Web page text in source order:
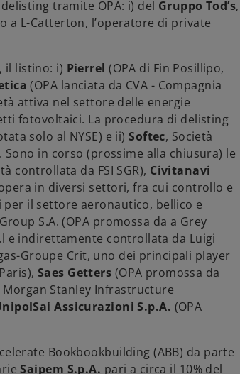
tramite OPA: i) del Gruppo Tod’s,
a L-Catterton, l’operatore di private
, il listino: i) Pierrel(OPA di Fin Posillipo,
(OPA lanciata da CVA - Compagnia
attiva nel settore delle energie
fotovoltaici. La procedura di delisting
solo al NYSE) e ii) Softec, Società
in corso (prossime alla chiusura) le
controllata da FSI SGR), Civitanavi
in diversi settori, fra cui controllo e
il settore aeronautico, bellico e
S.A. (OPA promossa da a Grey
e indirettamente controllata da Luigi
Groupe Crit, uno dei principali player
Saes Getters (OPA promossa da
Morgan Stanley Infrastructure
Assicurazioni S.p.A. (OPA
Bookbookbuilding (ABB) da parte
Saipem S.p.A. pari a circa il 10% del